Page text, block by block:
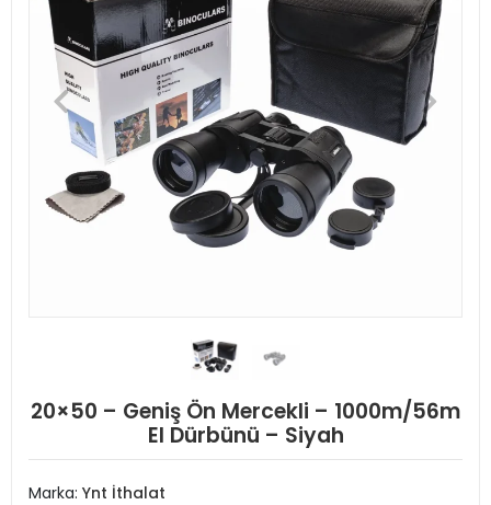
20×50 – Geniş Ön Mercekli – 1000m/56m
El Dürbünü – Siyah
Marka: Ynt İthalat